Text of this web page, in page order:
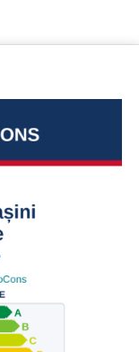
spalat vase